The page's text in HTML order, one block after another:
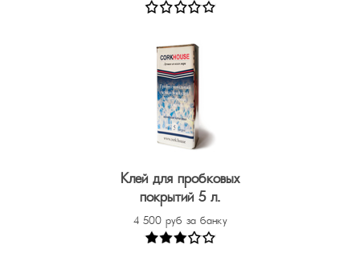
Клей для пробковых
покрытий 5 л.
4 500 руб за банку